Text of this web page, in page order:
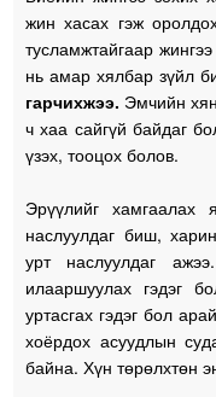
жин хасах гэж
тусламжтайгаар
нь амар хялбар зүйл
гарчихжээ. Эмчийн
ч хаа сайгүй байдаг
үзэх, тооцох болов.
Эрүүлийг
наслуулдаг биш,
урт наслуулдаг
илааршуулах гэдэг
уртасгах гэдэг бол
хоёрдох асуудлын
байна. Хүн төрөлхтөн